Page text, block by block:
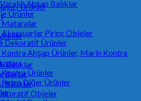
Ahşap Balıklar
Ürünler
Pirinç Objeler
Dekorati̇f Ürünler
Ahşap Ürünler, Marin Kontra
Ürünler
Diğer Ürünler
Ürünler
Balıklar
Barlar
Balıklar
Objeler